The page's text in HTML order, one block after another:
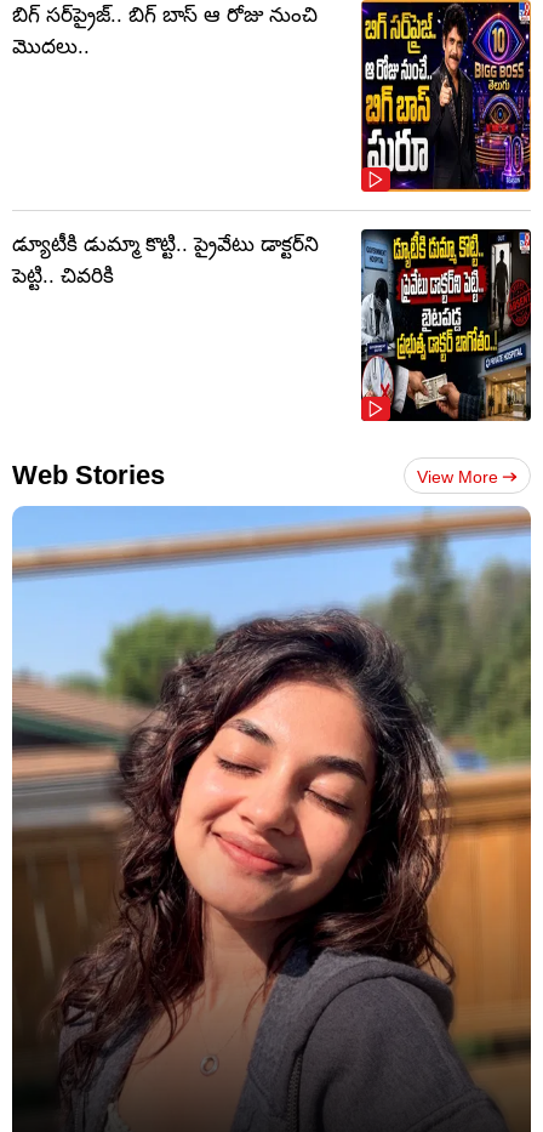
బిగ్ సర్‌ప్రైజ్‌.. బిగ్ బాస్‌ ఆ రోజు నుంచి
మొదలు..
డ్యూటీకి డుమ్మా కొట్టి.. ప్రైవేటు డాక్టర్‌ని
పెట్టి.. చివరికి
Web Stories View More